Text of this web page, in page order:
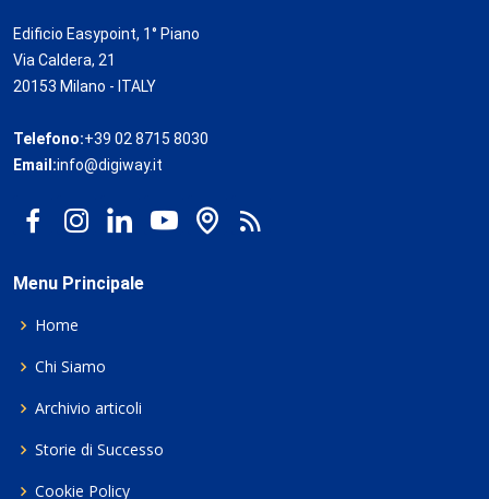
Edificio Easypoint, 1° Piano
Via Caldera, 21
20153 Milano - ITALY
Telefono:+39 02 8715 8030
Email:info@digiway.it
Menu Principale
Home
Chi Siamo
Archivio articoli
Storie di Successo
Cookie Policy